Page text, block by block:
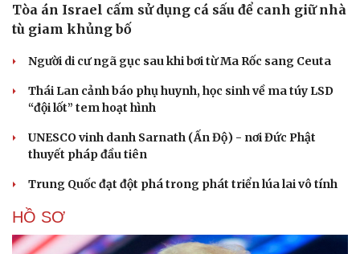
Tòa án Israel cấm sử dụng cá sấu để canh giữ nhà
tù giam khủng bố
Người di cư ngã gục sau khi bơi từ Ma Rốc sang Ceuta
Thái Lan cảnh báo phụ huynh, học sinh về ma túy LSD
“đội lốt” tem hoạt hình
UNESCO vinh danh Sarnath (Ấn Độ) - nơi Đức Phật
thuyết pháp đầu tiên
Trung Quốc đạt đột phá trong phát triển lúa lai vô tính
HỒ SƠ